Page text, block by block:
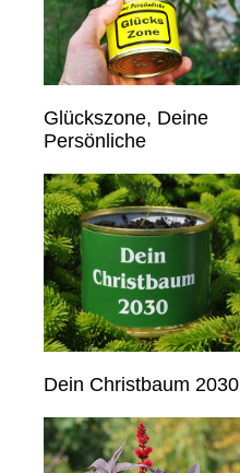
Glückszone, Deine
Persönliche
Dein Christbaum 2030